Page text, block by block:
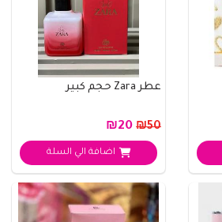
عطر Zara حجم كبير
₪50
اضافة الي السلة